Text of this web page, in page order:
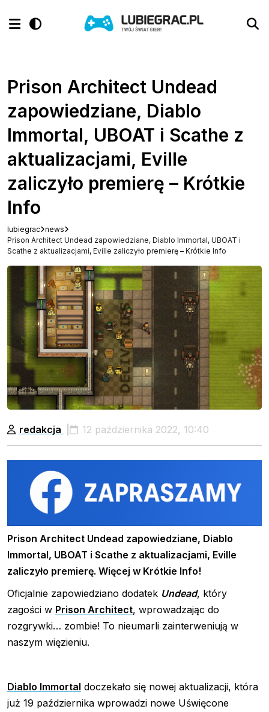
Prison Architect Undead
zapowiedziane, Diablo
Immortal, UBOAT i Scathe z
aktualizacjami, Eville
zaliczyło premierę – Krótkie
Info
lubiegrac news
Prison Architect Undead zapowiedziane, Diablo Immortal, UBOAT i
Scathe z aktualizacjami, Eville zaliczyło premierę – Krótkie Info
redakcja 12 października 2022, 10:40
Prison Architect Undead zapowiedziane, Diablo
Immortal, UBOAT i Scathe z aktualizacjami, Eville
zaliczyło premierę. Więcej w Krótkie Info!
Oficjalnie zapowiedziano dodatek Undead, który
zagości w Prison Architect, wprowadzając do
rozgrywki… zombie! To nieumarli zainterweniują w
naszym więzieniu.
Diablo Immortal doczekało się nowej aktualizacji, która
już 19 października wprowadzi nowe Uświęcone